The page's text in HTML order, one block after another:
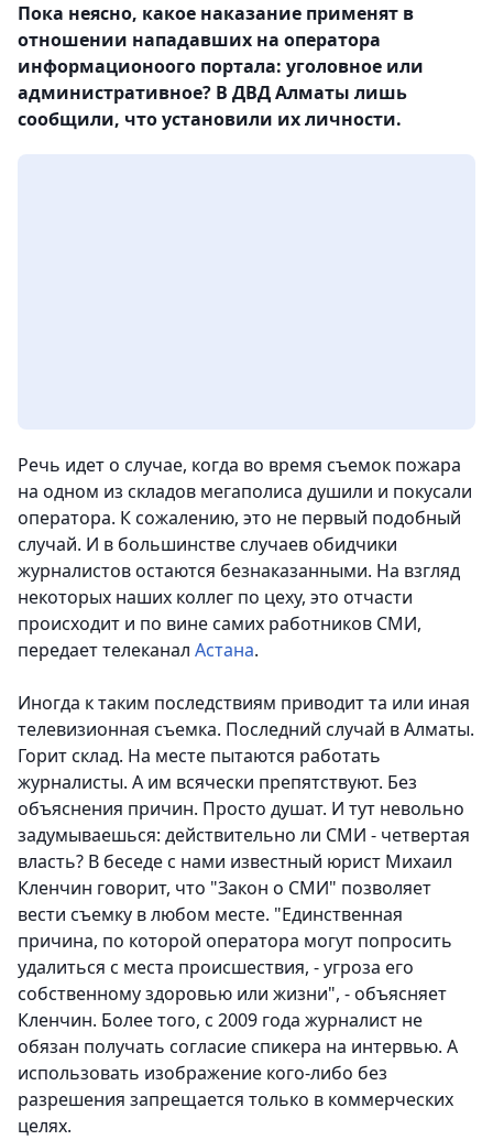
Пока неясно, какое наказание применят в
отношении нападавших на оператора
информационоого портала: уголовное или
административное? В ДВД Алматы лишь
сообщили, что установили их личности.
Речь идет о случае, когда во время съемок пожара
на одном из складов мегаполиса душили и покусали
оператора. К сожалению, это не первый подобный
случай. И в большинстве случаев обидчики
журналистов остаются безнаказанными. На взгляд
некоторых наших коллег по цеху, это отчасти
происходит и по вине самих работников СМИ,
передает телеканал Астана.
Иногда к таким последствиям приводит та или иная
телевизионная съемка. Последний случай в Алматы.
Горит склад. На месте пытаются работать
журналисты. А им всячески препятствуют. Без
объяснения причин. Просто душат. И тут невольно
задумываешься: действительно ли СМИ - четвертая
власть? В беседе с нами известный юрист Михаил
Кленчин говорит, что "Закон о СМИ" позволяет
вести съемку в любом месте. "Единственная
причина, по которой оператора могут попросить
удалиться с места происшествия, - угроза его
собственному здоровью или жизни", - объясняет
Кленчин. Более того, с 2009 года журналист не
обязан получать согласие спикера на интервью. А
использовать изображение кого-либо без
разрешения запрещается только в коммерческих
целях.